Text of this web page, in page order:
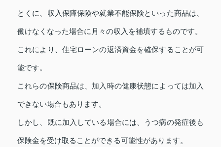
とくに、収入保障保険や就業不能保険といった商品は、
働けなくなった場合に月々の収入を補填するものです。
これにより、住宅ローンの返済資金を確保することが可
能です。
これらの保険商品は、加入時の健康状態によっては加入
できない場合もあります。
しかし、既に加入している場合には、うつ病の発症後も
保険金を受け取ることができる可能性があります。